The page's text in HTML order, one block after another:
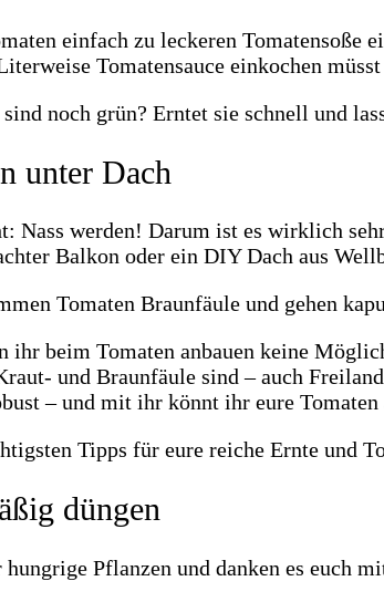
einfach zu leckeren Tomatensoße
Tomatensauce einkochen
unter Dach
Nass werden! Darum ist es wirklich
Balkon oder ein DIY Dach aus
Tomaten Braunfäule und gehen
ihr beim Tomaten anbauen keine
und Braunfäule sind – auch
– und mit ihr könnt ihr eure Tomaten
düngen
Pflanzen und danken es euch